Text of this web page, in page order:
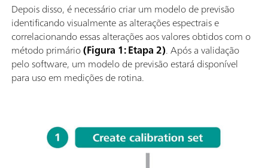
Depois disso, é necessário criar um modelo de previsão
identificando visualmente as alterações espectrais e
correlacionando essas alterações aos valores obtidos com o
método primário(Figura 1: Etapa 2). Após a validação
pelo software, um modelo de previsão estará disponível
para uso em medições de rotina.